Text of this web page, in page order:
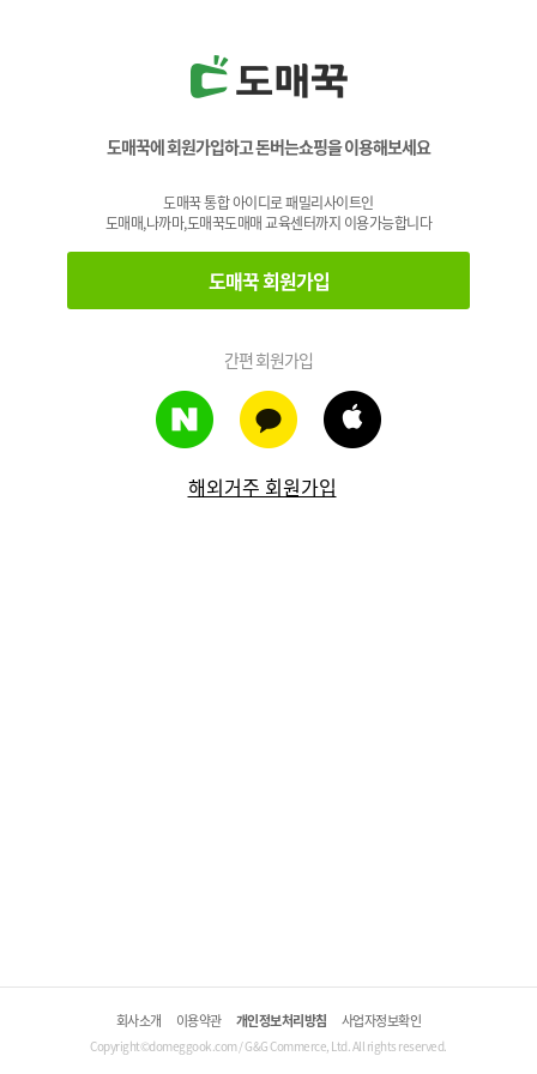
도매꾹에 회원가입하고 돈버는쇼핑을 이용해보세요
도매꾹 통합 아이디로 패밀리사이트인
도매매,나까마,도매꾹도매매 교육센터까지 이용가능합니다
도매꾹 회원가입
간편 회원가입
해외거주 회원가입
회사소개 이용약관 개인정보처리방침 사업자정보확인
Copyright©domeggook.com / G&G Commerce, Ltd. All rights reserved.